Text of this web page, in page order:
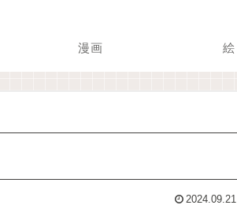
漫画 絵
2024.09.21